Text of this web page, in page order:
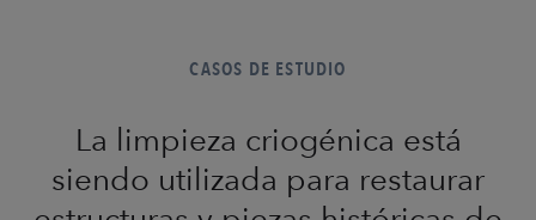
CASOS DE ESTUDIO
La limpieza criogénica está
siendo utilizada para restaurar